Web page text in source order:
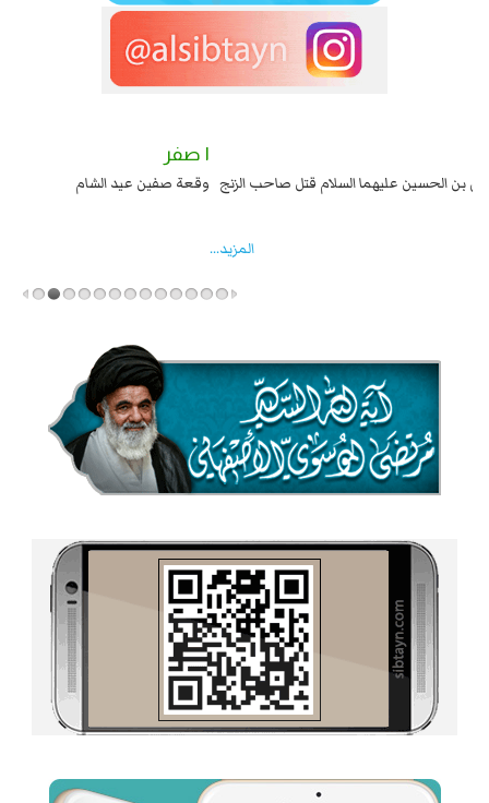
السبايا عند يزيد شهادة زيد بن علي بن الحسين عليهما السلام قتل صاحب الزنج